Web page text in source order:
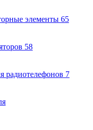
элементы 65
58
радиотелефонов 7